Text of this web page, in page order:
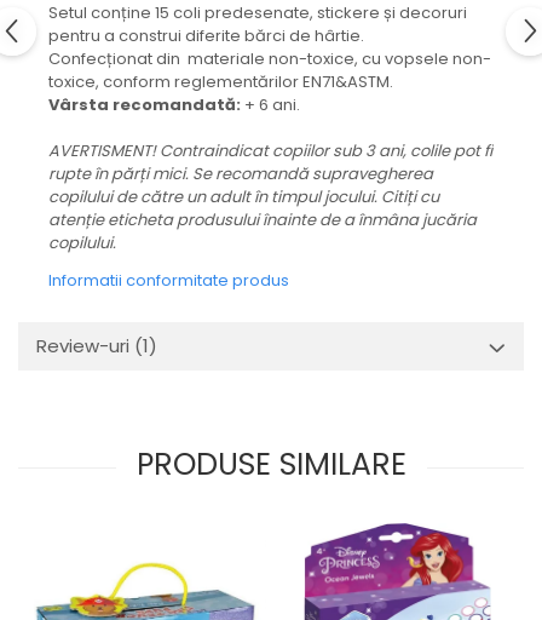
Setul conține 15 coli predesenate, stickere și decoruri
pentru a construi diferite bărci de hârtie.
Confecționat din materiale non-toxice, cu vopsele non-
toxice, conform reglementărilor EN71&ASTM.
Vârsta recomandată: + 6 ani.
AVERTISMENT! Contraindicat copiilor sub 3 ani, colile pot fi
rupte în părți mici. Se recomandă supravegherea
copilului de către un adult în timpul jocului. Citiți cu
atenție eticheta produsului înainte de a înmâna jucăria
copilului.
Informatii conformitate produs
Review-uri (1)
PRODUSE SIMILARE